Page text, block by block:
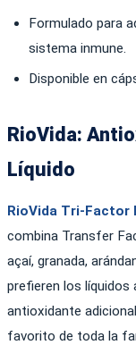
Formulado para
sistema inmune.
Disponible en
RioVida:
Líquido
RioVida Tri-Factor
combina Transfer
açaí, granada,
prefieren los líquidos
antioxidante
favorito de toda la